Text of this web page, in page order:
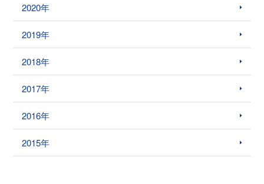
2020年
2019年
2018年
2017年
2016年
2015年